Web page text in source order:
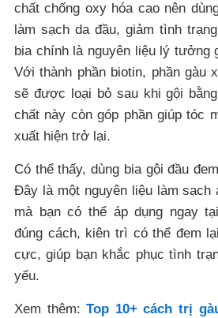
chất chống oxy hóa cao nên
làm sạch da đầu, giảm tình
bia chính là nguyên liệu lý tưởng
Với thành phần biotin, phần gàu
sẽ được loại bỏ sau khi gội
chất này còn góp phần giúp tóc
xuất hiện trở lại.
Có thể thấy, dùng bia gội đầu
Đây là một nguyên liệu làm sạch
mà bạn có thể áp dụng ngay
đúng cách, kiên trì có thể đem
cực, giúp bạn khắc phục tình
yếu.
Xem thêm:Top 10+ cách trị